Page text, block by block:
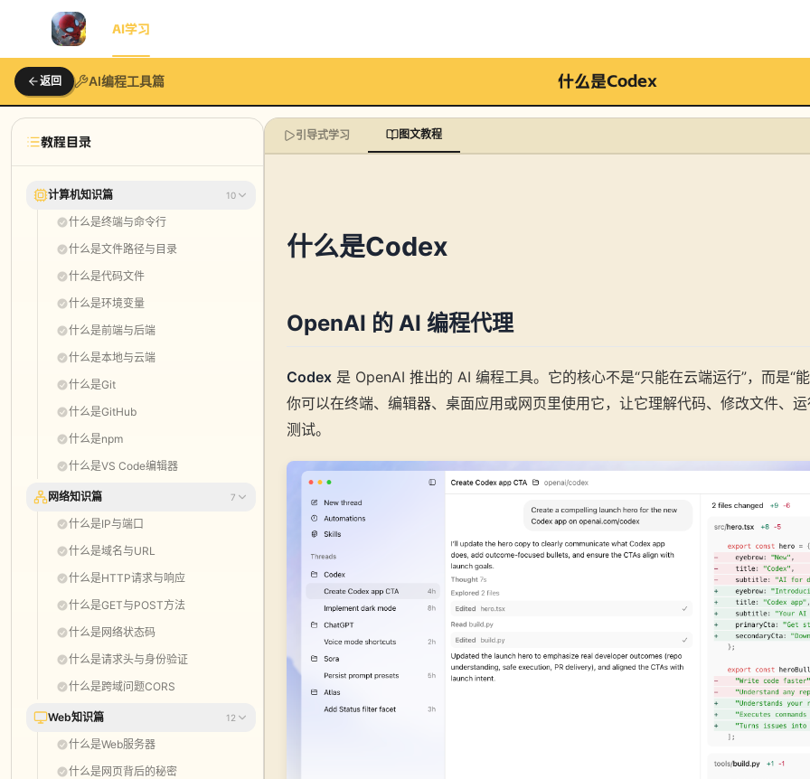
AI学习
返回 AI编程工具篇 什么是Codex
教程目录
计算机知识篇 10
什么是终端与命令行
什么是文件路径与目录
什么是代码文件
什么是环境变量
什么是前端与后端
什么是本地与云端
什么是Git
什么是GitHub
什么是npm
什么是VS Code编辑器
网络知识篇 7
什么是IP与端口
什么是域名与URL
什么是HTTP请求与响应
什么是GET与POST方法
什么是网络状态码
什么是请求头与身份验证
什么是跨域问题CORS
Web知识篇 12
什么是Web服务器
什么是网页背后的秘密
引导式学习 图文教程
什么是Codex
OpenAI 的 AI 编程代理
Codex 是 OpenAI 推出的 AI 编程工具。它的核心不是“只能在云端运行”，而是“
你可以在终端、编辑器、桌面应用或网页里使用它，让它理解代码、修改文件、
测试。